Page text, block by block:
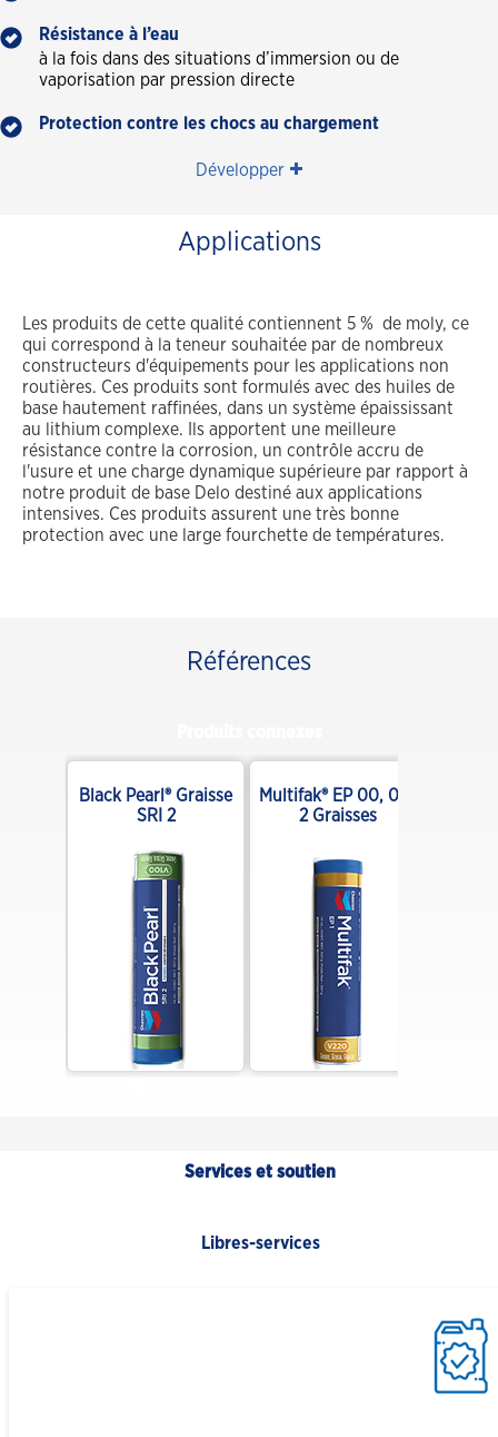
Résistance à l’eau
à la fois dans des situations d’immersion ou de
vaporisation par pression directe
Protection contre les chocs au chargement
Développer
Applications
Les produits de cette qualité contiennent 5 % de moly, ce
qui correspond à la teneur souhaitée par de nombreux
constructeurs d'équipements pour les applications non
routières. Ces produits sont formulés avec des huiles de
base hautement raffinées, dans un système épaississant
au lithium complexe. Ils apportent une meilleure
résistance contre la corrosion, un contrôle accru de
l'usure et une charge dynamique supérieure par rapport à
notre produit de base Delo destiné aux applications
intensives. Ces produits assurent une très bonne
protection avec une large fourchette de températures.
Références
Black Pearl® Graisse
SRI 2
Multifak® EP 00, 0, 1,
2 Graisses
Services et soutien
Libres-services